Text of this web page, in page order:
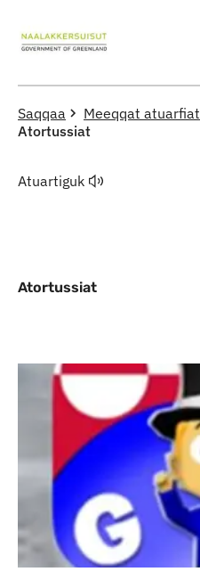
Saqqaa Meeqqat atuarfiat
Atortussiat
Atuartiguk
Atortussiat
Indhold